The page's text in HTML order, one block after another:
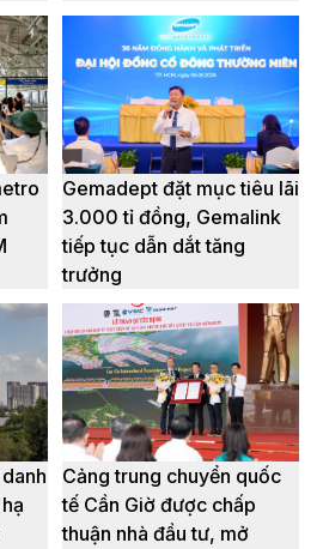
Gemadept đặt mục tiêu lãi
3.000 tỉ đồng, Gemalink
tiếp tục dẫn dắt tăng
trưởng
Cảng trung chuyển quốc
tế Cần Giờ được chấp
thuận nhà đầu tư, mở